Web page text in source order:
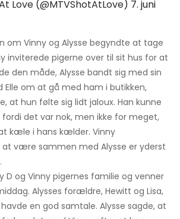
Love (@MTVShotAtLove) 7. juni
om Vinny og Alysse begyndte at tage
inviterede pigerne over til sit hus for at
den måde, Alysse bandt sig med sin
Elle om at gå med ham i butikken,
at hun følte sig lidt jaloux. Han kunne
fordi det var nok, men ikke for meget,
kæle i hans kælder. Vinny
være sammen med Alysse er yderst
D og Vinny pigernes familie og venner
Alysses forældre, Hewitt og Lisa,
en god samtale. Alysse sagde, at